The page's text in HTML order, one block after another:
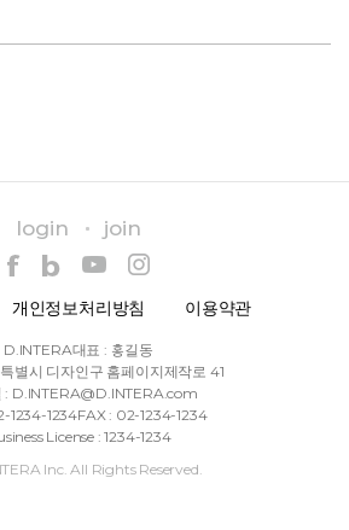
login join
개인정보처리방침 이용약관
D.INTERA대표 : 홍길동
별시 디자인구 홈페이지제작로 41
: D.INTERA@D.INTERA.com
1234-1234FAX : 02-1234-1234
License : 1234-1234
Inc. All Rights Reserved.